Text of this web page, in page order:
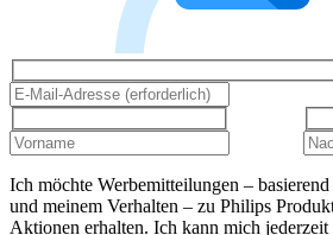
Ich möchte Werbemitteilungen –
und meinem Verhalten – zu Philips
Aktionen erhalten. Ich kann mich jederzeit